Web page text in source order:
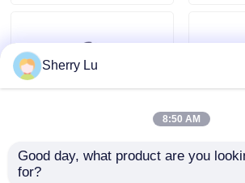
कॉस्मेटिक वायुहीन बोतल
कॉस्मेटिक लोशन की बोतल
कॉस्मेटिक क्रीम जार
सिफ्टर स्क्रू कैप के साथ 8g
Sherry Lu
8:50 AM
Good day, what product are you
for?